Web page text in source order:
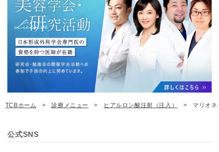
TCBホーム 診療メニュー ヒアルロン酸注射（注入） マリオ
公式SNS